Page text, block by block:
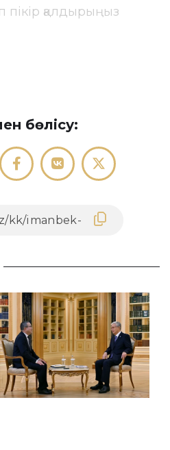
пікір қалдырыңыз
бөлісу: